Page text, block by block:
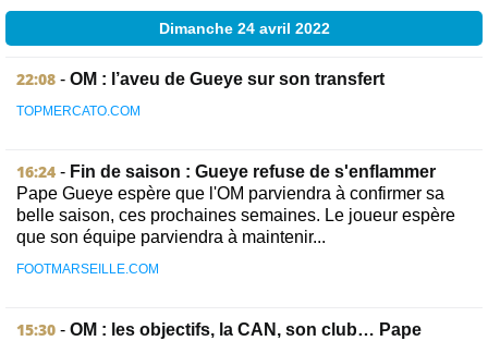
Dimanche 24 avril 2022
22:08 - OM : l’aveu de Gueye sur son transfert
TOPMERCATO.COM
16:24 - Fin de saison : Gueye refuse de s'enflammer
Pape Gueye espère que l'OM parviendra à confirmer sa
belle saison, ces prochaines semaines. Le joueur espère
que son équipe parviendra à maintenir...
FOOTMARSEILLE.COM
15:30 - OM : les objectifs, la CAN, son club… Pape